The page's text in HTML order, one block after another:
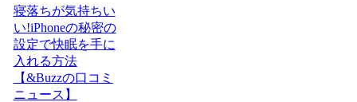
寝落ちが気持ちい
い!iPhoneの秘密の
設定で快眠を手に
入れる方法
【&Buzzの口コミ
ニュース】